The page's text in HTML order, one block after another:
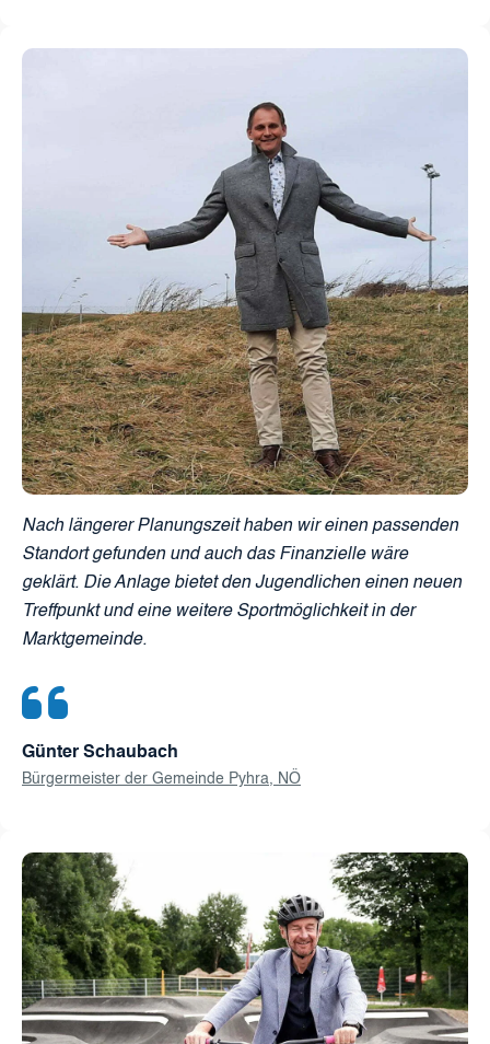
Günter Schaubach
Bürgermeister der Gemeinde Pyhra, NÖ
Nach längerer Planungszeit haben wir einen passenden
Standort gefunden und auch das Finanzielle wäre
geklärt. Die Anlage bietet den Jugendlichen einen neuen
Treffpunkt und eine weitere Sportmöglichkeit in der
Marktgemeinde.